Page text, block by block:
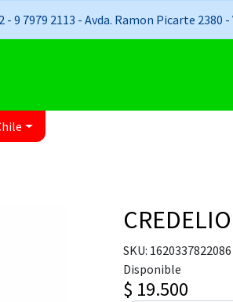
- 9 7979 2113 - Avda. Ramon Picarte 2380 -
SKU: 1620337822086
Disponible
$ 19.500